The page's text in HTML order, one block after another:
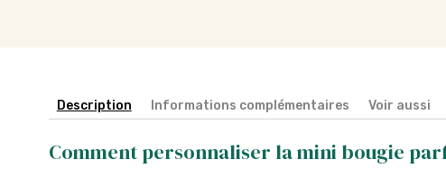
Description Informations complémentaires Voir aussi
Comment personnaliser la mini bougie